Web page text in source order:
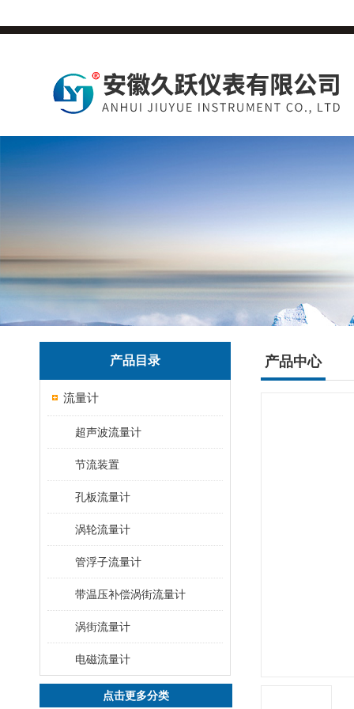
产品目录
流量计
超声波流量计
节流装置
孔板流量计
涡轮流量计
管浮子流量计
带温压补偿涡街流量计
涡街流量计
电磁流量计
点击更多分类
产品中心